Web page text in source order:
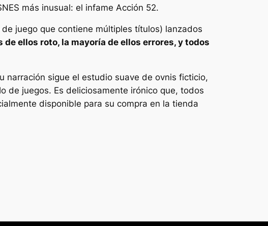
más inusual: el infame Acción 52.
juego que contiene múltiples títulos) lanzados
de ellos roto, la mayoría de ellos errores, y todos
narración sigue el estudio suave de ovnis ficticio,
de juegos. Es deliciosamente irónico que, todos
disponible para su compra en la tienda